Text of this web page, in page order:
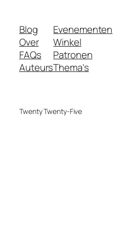
Blog
Over
FAQs
Auteurs
Evenementen
Winkel
Patronen
Thema's
Twenty Twenty-Five